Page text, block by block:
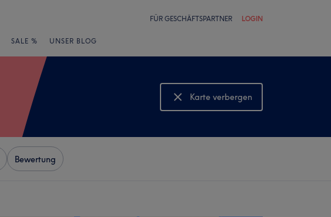
FÜR GESCHÄFTSPARTNER LOGIN
SALE % UNSER BLOG
Karte verbergen
Karte anzeigen
Bewertung